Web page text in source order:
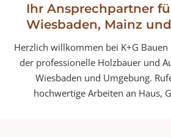
Ihr Ansprechpartner
Wiesbaden, Mainz
Herzlich willkommen bei K+G Bauen
der professionelle Holzbauer und
Wiesbaden und Umgebung.
hochwertige Arbeiten an Haus,